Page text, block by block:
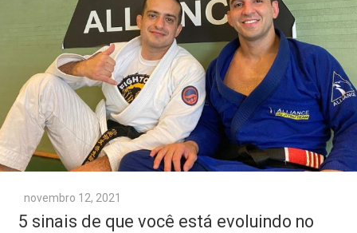
novembro 12, 2021
5 sinais de que você está evoluindo no